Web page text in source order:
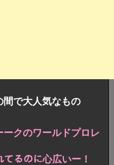
間で大人気なもの
クのワールドプロレ
てるのに心広いー！